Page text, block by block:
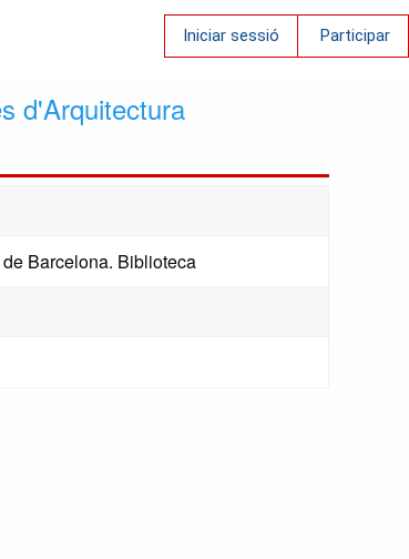
Iniciar sessió Participar
d'Arquitectura
Barcelona. Biblioteca